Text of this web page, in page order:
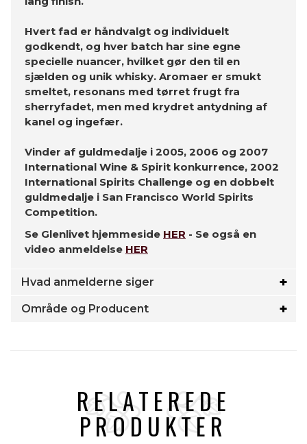
Hvert fad er håndvalgt og individuelt
godkendt, og hver batch har sine egne
specielle nuancer, hvilket gør den til en
sjælden og unik whisky. Aromaer er smukt
smeltet, resonans med tørret frugt fra
sherryfadet, men med krydret antydning af
kanel og ingefær.
Vinder af guldmedalje i 2005, 2006 og 2007
International Wine & Spirit konkurrence, 2002
International Spirits Challenge og en dobbelt
guldmedalje i San Francisco World Spirits
Competition.
Se Glenlivet hjemmeside HER - Se også en
video anmeldelse HER
Hvad anmelderne siger
Område og Producent
RELATEREDE
PRODUKTER